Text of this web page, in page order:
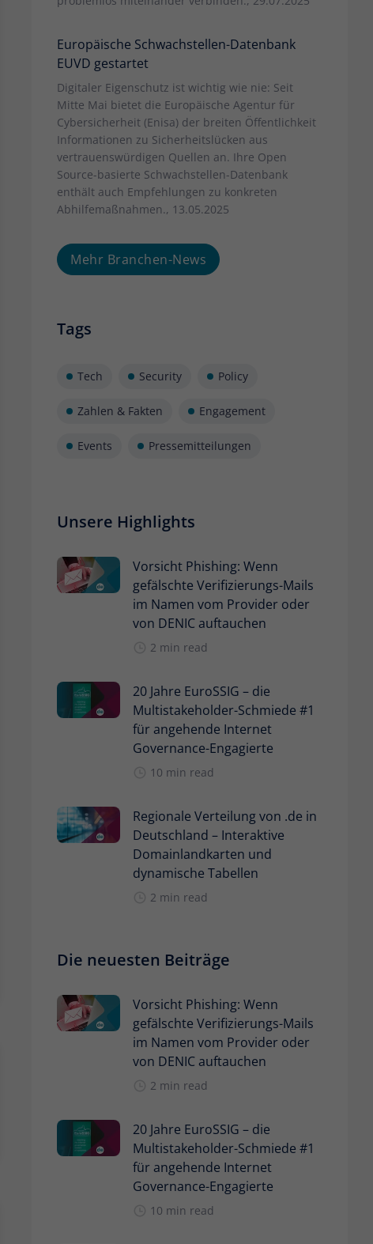
Europäische Schwachstellen-Datenbank
EUVD gestartet
Digitaler Eigenschutz ist wichtig wie nie: Seit
Mitte Mai bietet die Europäische Agentur für
Cybersicherheit (Enisa) der breiten Öffentlichkeit
Informationen zu Sicherheitslücken aus
vertrauenswürdigen Quellen an. Ihre Open
Source-basierte Schwachstellen-Datenbank
enthält auch Empfehlungen zu konkreten
Abhilfemaßnahmen., 13.05.2025
Mehr Branchen-News
Tags
Tech Security Policy
Zahlen & Fakten Engagement
Events Pressemitteilungen
Unsere Highlights
Vorsicht Phishing: Wenn
gefälschte Verifizierungs-Mails
im Namen vom Provider oder
von DENIC auftauchen
2 min read
20 Jahre EuroSSIG – die
Multistakeholder-Schmiede #1
für angehende Internet
Governance-Engagierte
10 min read
Regionale Verteilung von .de in
Deutschland – Interaktive
Domainlandkarten und
dynamische Tabellen
2 min read
Die neuesten Beiträge
Vorsicht Phishing: Wenn
gefälschte Verifizierungs-Mails
im Namen vom Provider oder
von DENIC auftauchen
2 min read
20 Jahre EuroSSIG – die
Multistakeholder-Schmiede #1
für angehende Internet
Governance-Engagierte
10 min read